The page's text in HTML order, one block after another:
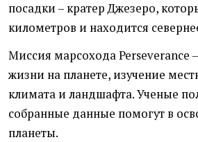
посадки – кратер Джезеро,
километров и находится
Миссия марсохода Perseverance
жизни на планете, изучение
климата и ландшафта. Ученые
собранные данные помогут в
планеты.